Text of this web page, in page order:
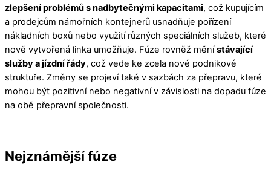
zlepšení problémů s nadbytečnými kapacitami, což kupujícím
a prodejcům námořních kontejnerů usnadňuje pořízení
nákladních boxů nebo využití různých speciálních služeb, které
nově vytvořená linka umožňuje. Fúze rovněž měnístávající
služby a jízdní řády, což vede ke zcela nové podnikové
struktuře. Změny se projeví také v sazbách za přepravu, které
mohou být pozitivní nebo negativní v závislosti na dopadu fúze
na obě přepravní společnosti.
Nejznámější fúze